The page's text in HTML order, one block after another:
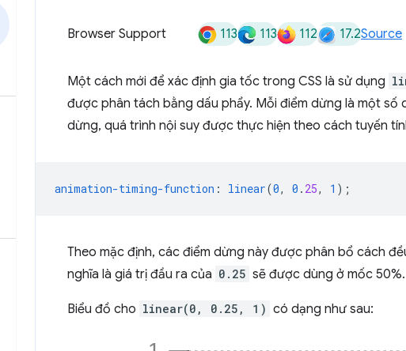
Browser Support 113 113 112 17.2Source
Một cách mới để xác định gia tốc trong CSS là sử dụng
được phân tách bằng dấu phẩy. Mỗi điểm dừng là một số
dừng, quá trình nội suy được thực hiện theo cách tuyến
animation-timing-function : linear(0, 0 . 25, 1 );
Theo mặc định, các điểm dừng này được phân bổ cách
nghĩa là giá trị đầu ra của 0.25 sẽ được dùng ở mốc 50%.
Biểu đồ cho linear(0, 0.25, 1) có dạng như sau: